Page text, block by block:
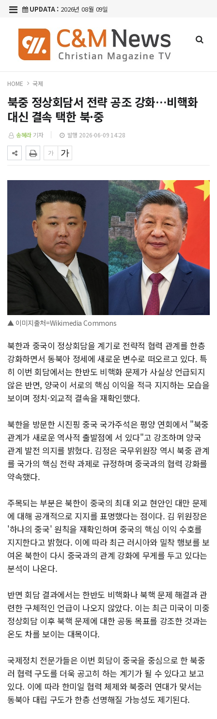
UPDATA : 2026년 08월 09일
HOME 국제
북중 정상회담서 전략 공조 강화…비핵화
대신 결속 택한 북·중
송혜라 기자 발행 2026-06-09 14:28
▲ 이미지출처=Wikimedia Commons
북한과 중국이 정상회담을 계기로 전략적 협력 관계를 한층
강화하면서 동북아 정세에 새로운 변수로 떠오르고 있다. 특
히 이번 회담에서는 한반도 비핵화 문제가 사실상 언급되지
않은 반면, 양국이 서로의 핵심 이익을 적극 지지하는 모습을
보이며 정치·외교적 결속을 재확인했다.
북한을 방문한 시진핑 중국 국가주석은 평양 연회에서 "북중
관계가 새로운 역사적 출발점에 서 있다"고 강조하며 양국
관계 발전 의지를 밝혔다. 김정은 국무위원장 역시 북중 관계
를 국가의 핵심 전략 과제로 규정하며 중국과의 협력 강화를
약속했다.
주목되는 부분은 북한이 중국의 최대 외교 현안인 대만 문제
에 대해 공개적으로 지지를 표명했다는 점이다. 김 위원장은
'하나의 중국' 원칙을 재확인하며 중국의 핵심 이익 수호를
지지한다고 밝혔다. 이에 따라 최근 러시아와 밀착 행보를 보
여온 북한이 다시 중국과의 관계 강화에 무게를 두고 있다는
분석이 나온다.
반면 회담 결과에서는 한반도 비핵화나 북핵 문제 해결과 관
련한 구체적인 언급이 나오지 않았다. 이는 최근 미국이 미중
정상회담 이후 북핵 문제에 대한 공동 목표를 강조한 것과는
온도 차를 보이는 대목이다.
국제정치 전문가들은 이번 회담이 중국을 중심으로 한 북중
러 협력 구도를 더욱 공고히 하는 계기가 될 수 있다고 보고
있다. 이에 따라 한미일 협력 체제와 북중러 연대가 맞서는
동북아 대립 구도가 한층 선명해질 가능성도 제기된다.